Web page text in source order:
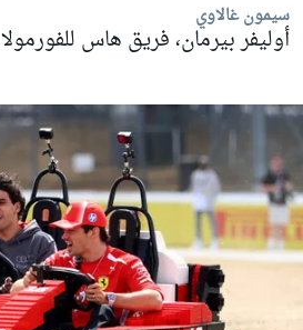
سيمون غالاوي
أوليفر بيرمان، فريق هاس للفورمولا 1